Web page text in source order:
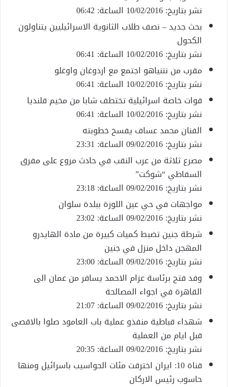
نشر بتاريخ: 10/02/2016 الساعة: 06:42
بحث جديد – نصف طلاب الثانوية الاسرائيليين يتناولون
الكحول
نشر بتاريخ: 10/02/2016 الساعة: 06:41
مقرب من نتنياهو اجتمع مع اردوغان واوغلو
نشر بتاريخ: 10/02/2016 الساعة: 06:41
قوات خاصة اسرائيلية تختطف شابا من مخيم قلنديا
نشر بتاريخ: 10/02/2016 الساعة: 06:41
الفنان محمد عساف يفسخ خطوبته
نشر بتاريخ: 09/02/2016 الساعة: 23:31
مصرع ثلاثة من عرب النقب في حادث مروع على مفرق
السقاطي “شوكت”
نشر بتاريخ: 09/02/2016 الساعة: 23:18
مواجهات في حي عين اللوزة ببلدة سلوان
نشر بتاريخ: 09/02/2016 الساعة: 23:02
شرطة جنين تضبط كميات كبيرة من مادة الهايدرو
المهجن داخل منزل في جنين
نشر بتاريخ: 09/02/2016 الساعة: 23:00
وفد فتح برئاسة عزام الاحمد يسافر من عمان الى
القاهرة في اجواء المصالحة
نشر بتاريخ: 09/02/2016 الساعة: 21:07
شهداء قباطية منفذو عملية باب العامود صلوا بالاقصى
قبل ايام من العملية
نشر بتاريخ: 09/02/2016 الساعة: 20:35
قناة 10: ايران اخترقت مئات الحواسيب باسرائيل ومنها
حاسوب رئيس الاركان